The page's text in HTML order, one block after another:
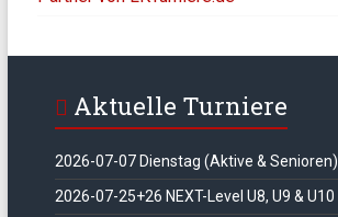
Aktuelle Turniere
2026-07-07 Dienstag (Aktive & Senioren)
2026-07-25+26 NEXT-Level U8, U9 & U10